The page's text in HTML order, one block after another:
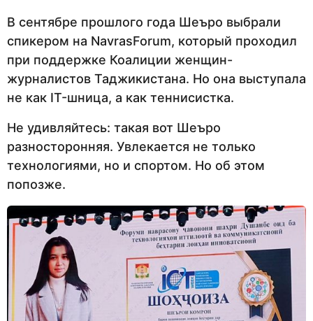
В сентябре прошлого года Шеъро выбрали
спикером на NavrasForum, который проходил
при поддержке Коалиции женщин-
журналистов Таджикистана. Но она выступала
не как IT-шница, а как теннисистка.
Не удивляйтесь: такая вот Шеъро
разносторонняя. Увлекается не только
технологиями, но и спортом. Но об этом
попозже.